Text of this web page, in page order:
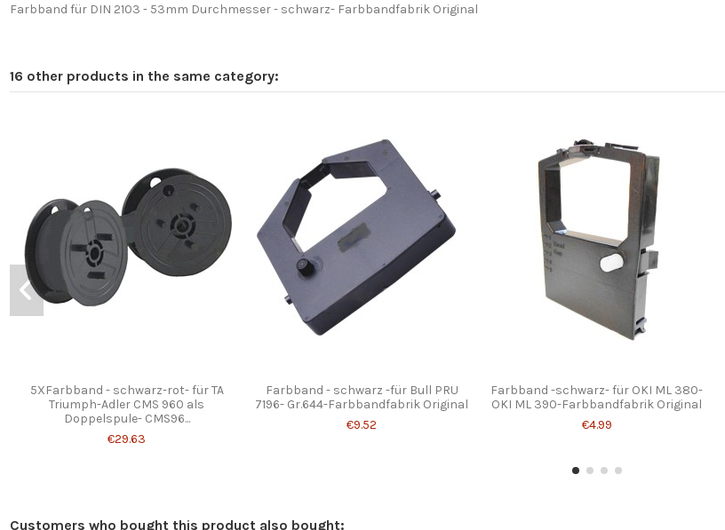
Farbband für DIN 2103 - 53mm Durchmesser - schwarz- Farbbandfabrik Original
16 other products in the same category:
5XFarbband - schwarz-rot- für TA
Triumph-Adler CMS 960 als
Doppelspule- CMS96...
€29.63
Farbband - schwarz -für Bull PRU
7196- Gr.644-Farbbandfabrik Original
€9.52
Farbband -schwarz- für OKI ML 380-
OKI ML 390-Farbbandfabrik Original
€4.99
Customers who bought this product also bought: